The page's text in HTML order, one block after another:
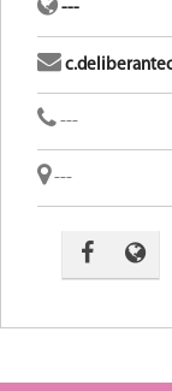
---
---
---